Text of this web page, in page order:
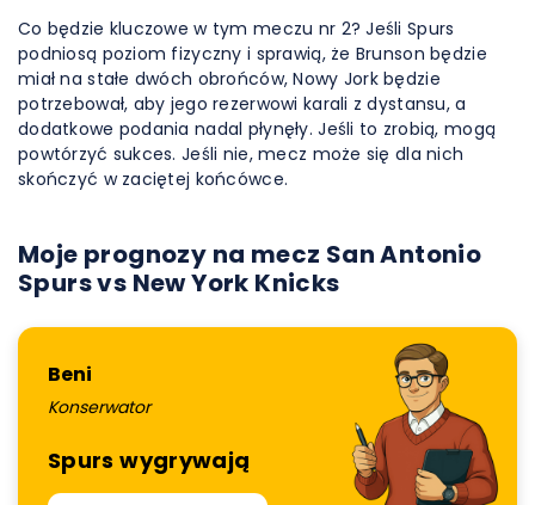
Co będzie kluczowe w tym meczu nr 2? Jeśli Spurs
podniosą poziom fizyczny i sprawią, że Brunson będzie
miał na stałe dwóch obrońców, Nowy Jork będzie
potrzebował, aby jego rezerwowi karali z dystansu, a
dodatkowe podania nadal płynęły. Jeśli to zrobią, mogą
powtórzyć sukces. Jeśli nie, mecz może się dla nich
skończyć w zaciętej końcówce.
Moje prognozy na mecz San Antonio
Spurs vs New York Knicks
Beni
Konserwator
Spurs wygrywają